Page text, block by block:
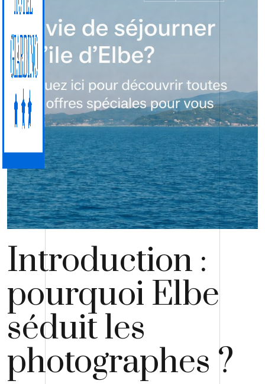
Introduction :
pourquoi Elbe
séduit les
photographes ?